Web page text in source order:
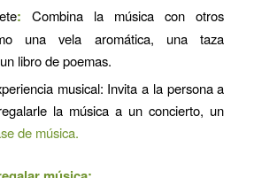
: Combina la música con otros
una vela aromática, una taza
libro de poemas.
musical: Invita a la persona a
la música a un concierto, un
de música.